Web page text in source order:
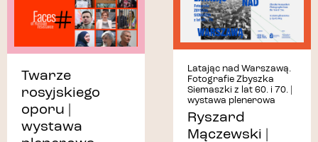
Twarze
rosyjskiego
oporu |
wystawa
Latając nad Warszawą.
Fotografie Zbyszka
Siemaszki z lat 60. i 70. |
wystawa plenerowa
Ryszard
Mączewski |